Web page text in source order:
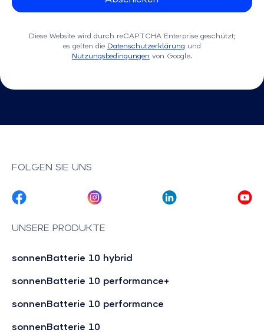
Diese Website wird durch reCAPTCHA Enterprise geschützt;
es gelten die Datenschutzerklärung und
Nutzungsbedingungen von Google.
FOLGEN SIE UNS
UNSERE PRODUKTE
sonnenBatterie 10 hybrid
sonnenBatterie 10 performance+
sonnenBatterie 10 performance
sonnenBatterie 10